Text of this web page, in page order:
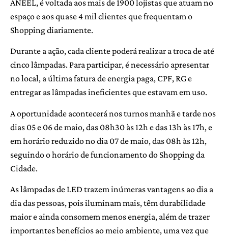
ANEEL, é voltada aos mais de 1900 lojistas que atuam no
espaço e aos quase 4 mil clientes que frequentam o
Shopping diariamente.
Durante a ação, cada cliente poderá realizar a troca de até
cinco lâmpadas. Para participar, é necessário apresentar
no local, a última fatura de energia paga, CPF, RG e
entregar as lâmpadas ineficientes que estavam em uso.
A oportunidade acontecerá nos turnos manhã e tarde nos
dias 05 e 06 de maio, das 08h30 às 12h e das 13h às 17h, e
em horário reduzido no dia 07 de maio, das 08h às 12h,
seguindo o horário de funcionamento do Shopping da
Cidade.
As lâmpadas de LED trazem inúmeras vantagens ao dia a
dia das pessoas, pois iluminam mais, têm durabilidade
maior e ainda consomem menos energia, além de trazer
importantes benefícios ao meio ambiente, uma vez que